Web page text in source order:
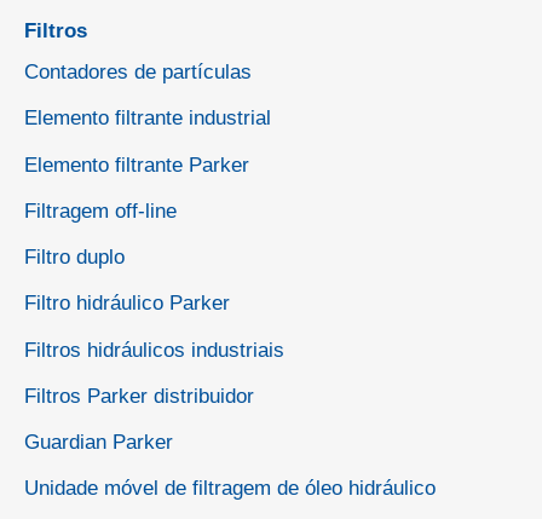
Filtros
Contadores de partículas
Elemento filtrante industrial
Elemento filtrante Parker
Filtragem off-line
Filtro duplo
Filtro hidráulico Parker
Filtros hidráulicos industriais
Filtros Parker distribuidor
Guardian Parker
Unidade móvel de filtragem de óleo hidráulico